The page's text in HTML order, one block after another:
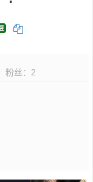
粉丝： 2